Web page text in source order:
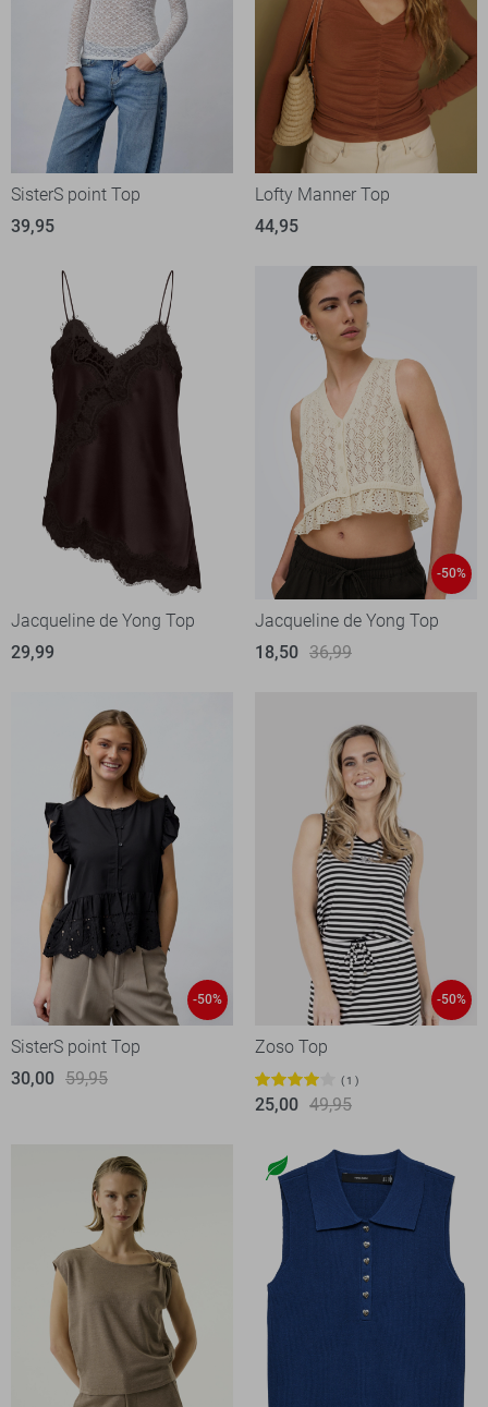
SisterS point Top
39,95
Lofty Manner Top
44,95
Jacqueline de Yong Top
29,99
-50%
Jacqueline de Yong Top
18,50 36,99
-50%
SisterS point Top
30,00 59,95
-50%
Zoso Top
1
25,00 49,95